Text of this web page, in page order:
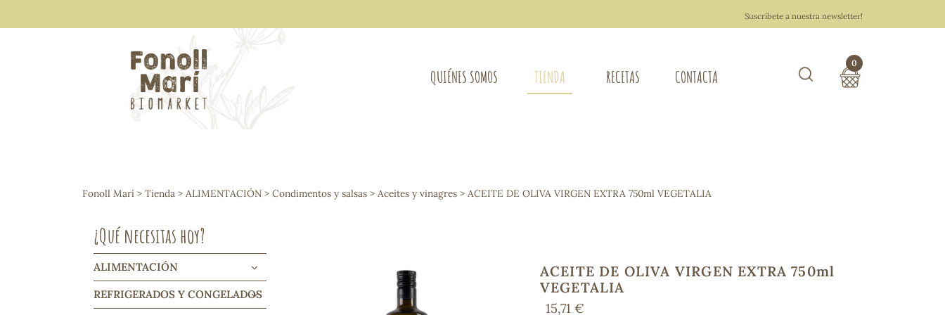
Suscríbete a nuestra newsletter!
QUIÉNES SOMOS TIENDA
Arroces y legumbres
Frutos secos y snacks
Cereales, mueslis, hinchados y crujientes
Galletas y dulces
Vinos y cavas
Condimentos y salsas
Harinas y sémolas
Pasta
Osteo-articular
Mujer
Extracto de plantas
Ácidos Grasos
Depurativos
RECETAS CONTACTA
0
Fonoll Marí > Tienda > ALIMENTACIÓN > Condimentos y salsas > Aceites y vinagres > ACEITE DE OLIVA VIRGEN EXTRA 750ml VEGETALIA
¿Qué necesitas hoy?
ALIMENTACIÓN
REFRIGERADOS Y CONGELADOS
ACEITE DE OLIVA VIRGEN EXTRA 750ml
VEGETALIA
15,71 €